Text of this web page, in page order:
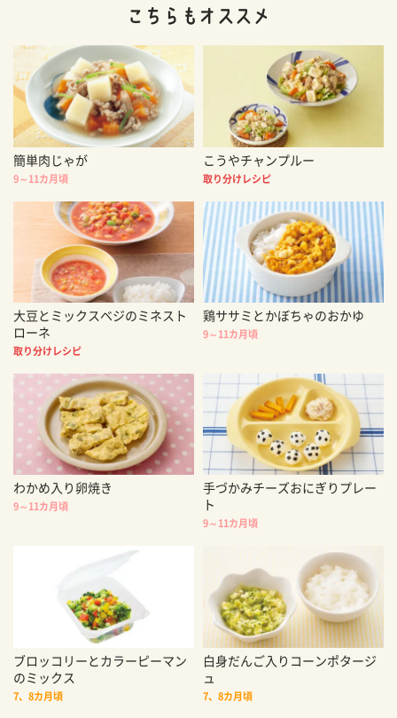
簡単肉じゃが
9～11カ月頃
こうやチャンプルー
取り分けレシピ
大豆とミックスベジのミネスト
ローネ
取り分けレシピ
鶏ササミとかぼちゃのおかゆ
9～11カ月頃
わかめ入り卵焼き
9～11カ月頃
手づかみチーズおにぎりプレー
ト
9～11カ月頃
ブロッコリーとカラーピーマン
のミックス
7、8カ月頃
白身だんご入りコーンポタージ
ュ
7、8カ月頃